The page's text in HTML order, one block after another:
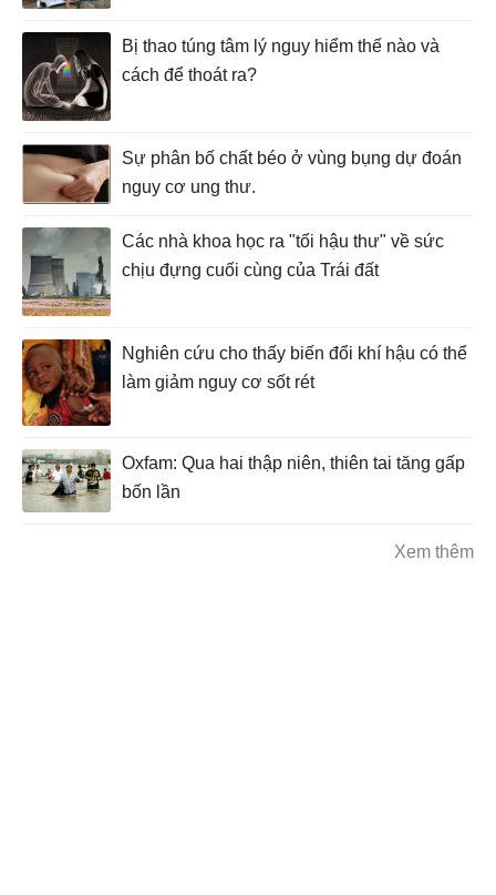
Bị thao túng tâm lý nguy hiểm thế nào và
cách để thoát ra?
Sự phân bố chất béo ở vùng bụng dự đoán
nguy cơ ung thư.
Các nhà khoa học ra "tối hậu thư" về sức
chịu đựng cuối cùng của Trái đất
Nghiên cứu cho thấy biến đổi khí hậu có thể
làm giảm nguy cơ sốt rét
Oxfam: Qua hai thập niên, thiên tai tăng gấp
bốn lần
Xem thêm